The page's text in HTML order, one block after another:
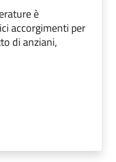
è
accorgimenti per
di anziani,